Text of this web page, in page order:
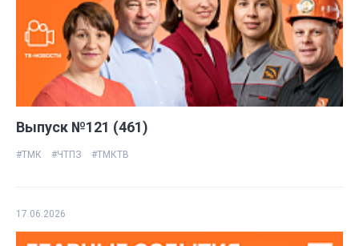
Выпуск №121 (461)
#ТМК #ЧТПЗ #ТМКТВ
17.06.2026